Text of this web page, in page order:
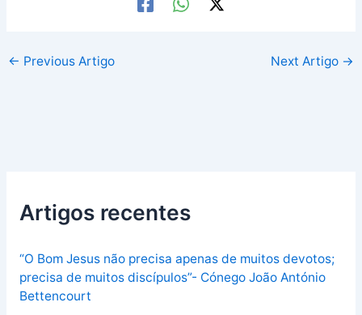
← Previous Artigo Next Artigo →
Artigos recentes
“O Bom Jesus não precisa apenas de muitos devotos;
precisa de muitos discípulos”- Cónego João António
Bettencourt